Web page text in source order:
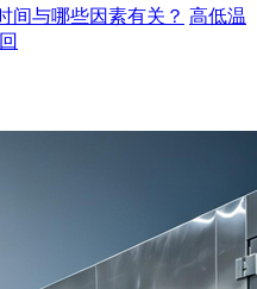
间与哪些因素有关？ 高低温